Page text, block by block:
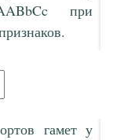
при
гамет у